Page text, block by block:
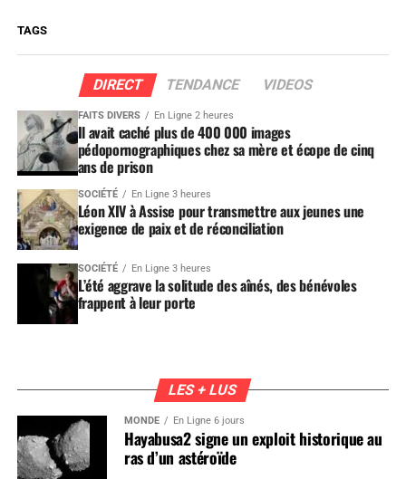
TAGS
DIRECT TENDANCE VIDEOS
FAITS DIVERS En Ligne 2 heures
Il avait caché plus de 400 000 images
pédopornographiques chez sa mère et écope de cinq
ans de prison
SOCIÉTÉ En Ligne 3 heures
Léon XIV à Assise pour transmettre aux jeunes une
exigence de paix et de réconciliation
SOCIÉTÉ En Ligne 3 heures
L’été aggrave la solitude des aînés, des bénévoles
frappent à leur porte
LES + LUS
MONDE En Ligne 6 jours
Hayabusa2 signe un exploit historique au
ras d’un astéroïde